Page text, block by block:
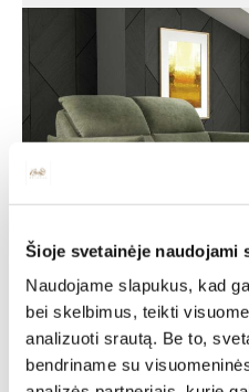
Šioje svetainėje naudojami
Naudojame slapukus, kad
bei skelbimus, teikti
analizuoti srautą. Be to,
bendriname su
Minkšti
jaukumas ir
namuose